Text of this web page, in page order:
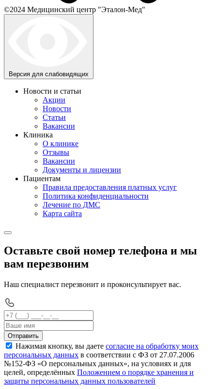
©2024 Медицинский центр "Эталон-Мед"
Версия для слабовидящих
Новости и статьи
Акции
Новости
Статьи
Вакансии
Клиника
О клинике
Отзывы
Вакансии
Документы и лицензии
Пациентам
Правила предоставления платных услуг
Политика конфиденциальности
Лечение по ДМС
Карта сайта
Оставьте свой номер телефона и мы
вам перезвоним
Наш специалист перезвонит и проконсультирует вас.
Отправить
Нажимая кнопку, вы даете согласие на обработку моих
персональных данных в соответствии с ФЗ от 27.07.2006
№152-ФЗ «О персональных данных», на условиях и для
целей, определённых Положением о порядке хранения и
защиты персональных данных пользователей